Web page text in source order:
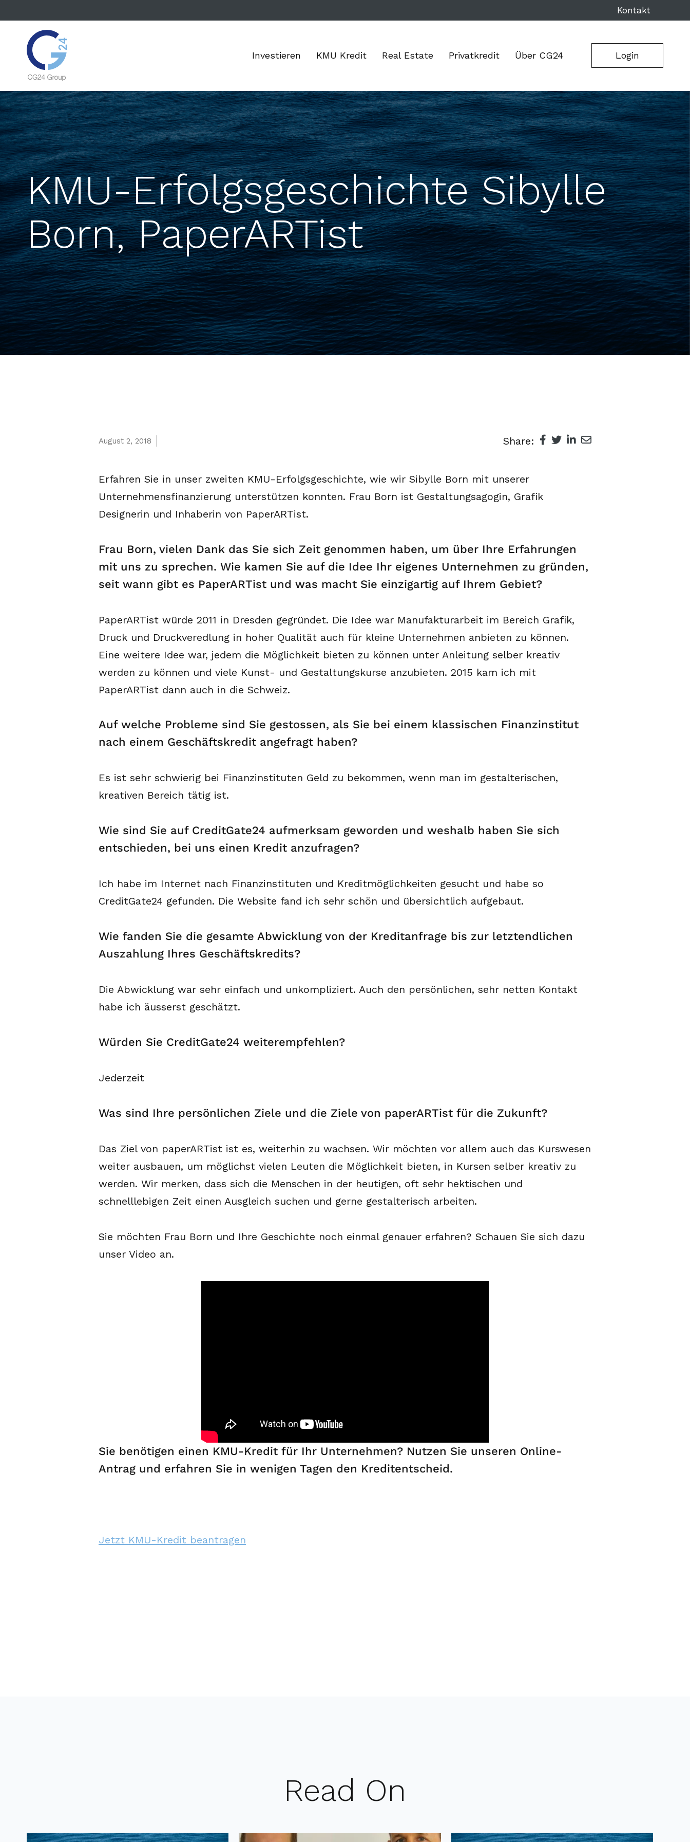
Kontakt
Investieren KMU Kredit Real Estate Privatkredit Über CG24 Login
KMU-Erfolgsgeschichte Sibylle
Born, PaperARTist
August 2, 2018 Share:
Erfahren Sie in unser zweiten KMU-Erfolgsgeschichte, wie wir Sibylle Born mit unserer
Unternehmensfinanzierung unterstützen konnten. Frau Born ist Gestaltungsagogin, Grafik
Designerin und Inhaberin von PaperARTist.
Frau Born, vielen Dank das Sie sich Zeit genommen haben, um über Ihre Erfahrungen
mit uns zu sprechen. Wie kamen Sie auf die Idee Ihr eigenes Unternehmen zu gründen,
seit wann gibt es PaperARTist und was macht Sie einzigartig auf Ihrem Gebiet?
PaperARTist würde 2011 in Dresden gegründet. Die Idee war Manufakturarbeit im Bereich Grafik,
Druck und Druckveredlung in hoher Qualität auch für kleine Unternehmen anbieten zu können.
Eine weitere Idee war, jedem die Möglichkeit bieten zu können unter Anleitung selber kreativ
werden zu können und viele Kunst- und Gestaltungskurse anzubieten. 2015 kam ich mit
PaperARTist dann auch in die Schweiz.
Auf welche Probleme sind Sie gestossen, als Sie bei einem klassischen Finanzinstitut
nach einem Geschäftskredit angefragt haben?
Es ist sehr schwierig bei Finanzinstituten Geld zu bekommen, wenn man im gestalterischen,
kreativen Bereich tätig ist.
Wie sind Sie auf CreditGate24 aufmerksam geworden und weshalb haben Sie sich
entschieden, bei uns einen Kredit anzufragen?
Ich habe im Internet nach Finanzinstituten und Kreditmöglichkeiten gesucht und habe so
CreditGate24 gefunden. Die Website fand ich sehr schön und übersichtlich aufgebaut.
Wie fanden Sie die gesamte Abwicklung von der Kreditanfrage bis zur letztendlichen
Auszahlung Ihres Geschäftskredits?
Die Abwicklung war sehr einfach und unkompliziert. Auch den persönlichen, sehr netten Kontakt
habe ich äusserst geschätzt.
Würden Sie CreditGate24 weiterempfehlen?
Jederzeit
Was sind Ihre persönlichen Ziele und die Ziele von paperARTist für die Zukunft?
Das Ziel von paperARTist ist es, weiterhin zu wachsen. Wir möchten vor allem auch das Kurswesen
weiter ausbauen, um möglichst vielen Leuten die Möglichkeit bieten, in Kursen selber kreativ zu
werden. Wir merken, dass sich die Menschen in der heutigen, oft sehr hektischen und
schnelllebigen Zeit einen Ausgleich suchen und gerne gestalterisch arbeiten.
Sie möchten Frau Born und Ihre Geschichte noch einmal genauer erfahren? Schauen Sie sich dazu
unser Video an.
Sie benötigen einen KMU-Kredit für Ihr Unternehmen? Nutzen Sie unseren Online-
Antrag und erfahren Sie in wenigen Tagen den Kreditentscheid.
Jetzt KMU-Kredit beantragen
Read On